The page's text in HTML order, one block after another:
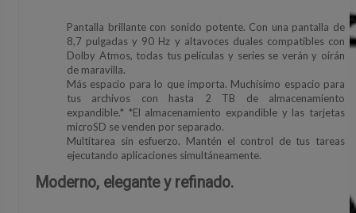
Pantalla brillante con sonido potente. Con una pantalla de
8,7 pulgadas y 90 Hz y altavoces duales compatibles con
Dolby Atmos, todas tus películas y series se verán y oirán
de maravilla.
Más espacio para lo que importa. Muchísimo espacio para
tus archivos con hasta 2 TB de almacenamiento
expandible.* *El almacenamiento expandible y las tarjetas
microSD se venden por separado.
Multitarea sin esfuerzo. Mantén el control de tus tareas
ejecutando aplicaciones simultáneamente.
Moderno, elegante y refinado.